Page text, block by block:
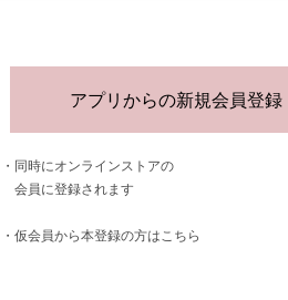
アプリからの新規会員登録
・同時にオンラインストアの
    会員に登録されます
・仮会員から本登録の方はこちら